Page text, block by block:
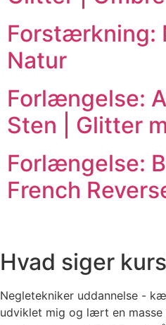
Forstærkning:
Natur
Forlængelse:
Sten | Glitter
Forlængelse:
French
Hvad siger
Negletekniker uddannelse -
udviklet mig og lært en masse